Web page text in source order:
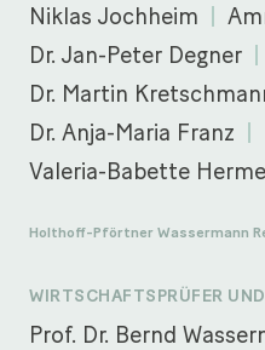
Niklas Jochheim
Dr. Jan-Peter Degner
Dr. Martin
Dr. Anja-Maria Franz
Valeria-Babette
Holthoff-Pförtner Wassermann
WIRTSCHAFTSPRÜFER
Prof. Dr. Bernd